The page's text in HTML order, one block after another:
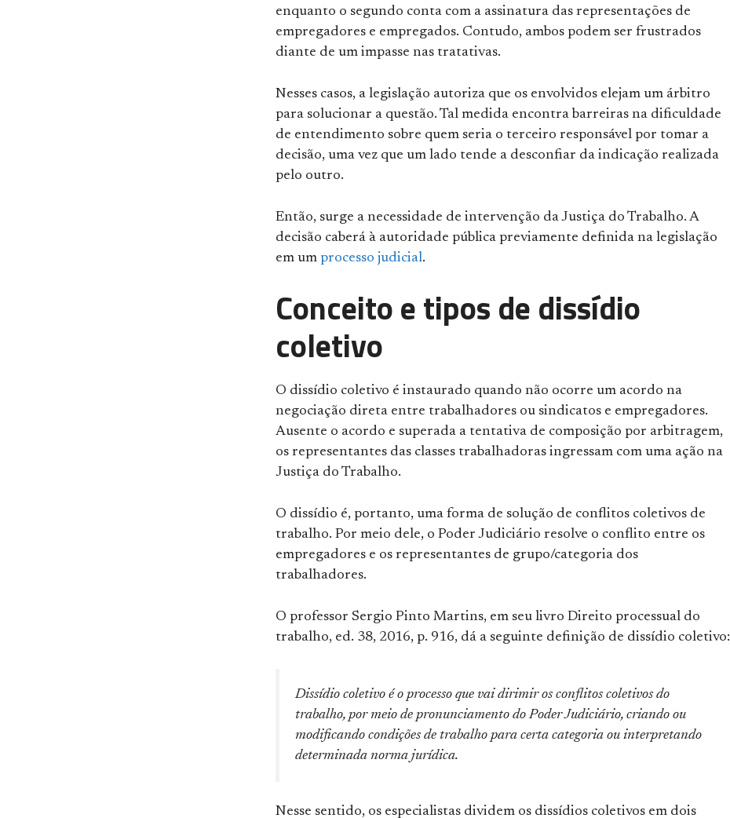
enquanto o segundo conta com a assinatura das representações de
empregadores e empregados. Contudo, ambos podem ser frustrados
diante de um impasse nas tratativas.
Nesses casos, a legislação autoriza que os envolvidos elejam um árbitro
para solucionar a questão. Tal medida encontra barreiras na dificuldade
de entendimento sobre quem seria o terceiro responsável por tomar a
decisão, uma vez que um lado tende a desconfiar da indicação realizada
pelo outro.
Então, surge a necessidade de intervenção da Justiça do Trabalho. A
decisão caberá à autoridade pública previamente definida na legislação
em um processo judicial.
Conceito e tipos de dissídio
coletivo
O dissídio coletivo é instaurado quando não ocorre um acordo na
negociação direta entre trabalhadores ou sindicatos e empregadores.
Ausente o acordo e superada a tentativa de composição por arbitragem,
os representantes das classes trabalhadoras ingressam com uma ação na
Justiça do Trabalho.
O dissídio é, portanto, uma forma de solução de conflitos coletivos de
trabalho. Por meio dele, o Poder Judiciário resolve o conflito entre os
empregadores e os representantes de grupo/categoria dos
trabalhadores.
O professor Sergio Pinto Martins, em seu livro Direito processual do
trabalho, ed. 38, 2016, p. 916, dá a seguinte definição de dissídio coletivo:
Dissídio coletivo é o processo que vai dirimir os conflitos coletivos do
trabalho, por meio de pronunciamento do Poder Judiciário, criando ou
modificando condições de trabalho para certa categoria ou interpretando
determinada norma jurídica.
Nesse sentido, os especialistas dividem os dissídios coletivos em dois